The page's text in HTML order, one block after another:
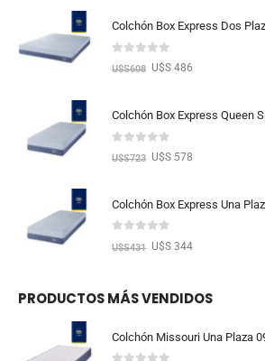
Colchón Box Express Dos
out of 5
U$S608 U$S 486
Colchón Box Express Queen
out of 5
U$S723 U$S 578
Colchón Box Express Una
out of 5
U$S431 U$S 344
PRODUCTOS MÁS VENDIDOS
Colchón Missouri Una Plaza